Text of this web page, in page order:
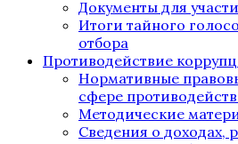
Документы для
Итоги тайного
отбора
Противодействие
Нормативные
сфере
Методические
Сведения о доходах,